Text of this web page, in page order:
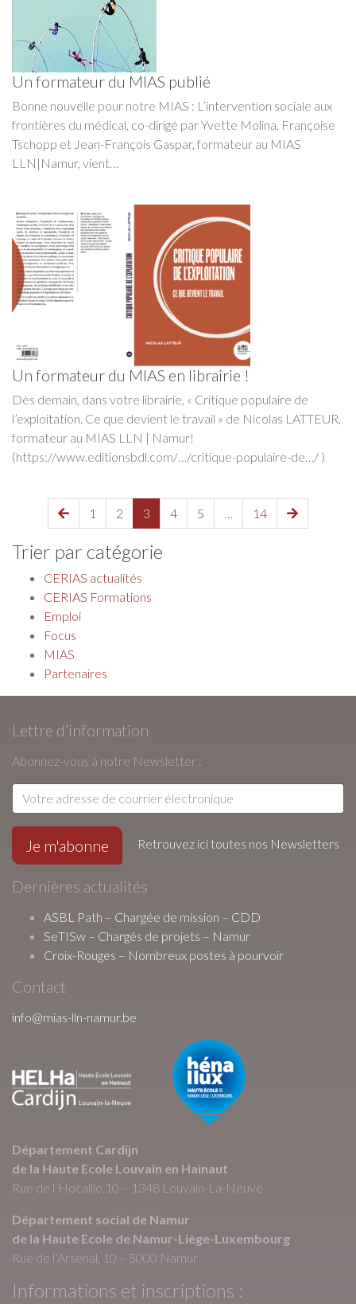
Un formateur du MIAS publié
Bonne nouvelle pour notre MIAS : L’intervention sociale aux
frontières du médical, co-dirigé par Yvette Molina, Françoise
Tschopp et Jean-François Gaspar, formateur au MIAS
LLN|Namur, vient…
Un formateur du MIAS en librairie !
Dès demain, dans votre librairie, « Critique populaire de
l’exploitation. Ce que devient le travail » de Nicolas LATTEUR,
formateur au MIAS LLN | Namur!
(https://www.editionsbdl.com/…/critique-populaire-de…/ )
1 2 3 4 5 … 14
Trier par catégorie
CERIAS actualités
CERIAS Formations
Emploi
Focus
MIAS
Partenaires
Lettre d’information
Abonnez-vous à notre Newsletter :
Retrouvez ici toutes nos Newsletters
Dernières actualités
ASBL Path – Chargée de mission – CDD
SeTISw – Chargés de projets – Namur
Croix-Rouges – Nombreux postes à pourvoir
Contact
info@mias-lln-namur.be
Département Cardijn
de la Haute Ecole Louvain en Hainaut
Rue de l’Hocaille,10 – 1348 Louvain-La-Neuve
Département social de Namur
de la Haute Ecole de Namur-Liège-Luxembourg
Rue de l’Arsenal, 10 – 5000 Namur
Informations et inscriptions :